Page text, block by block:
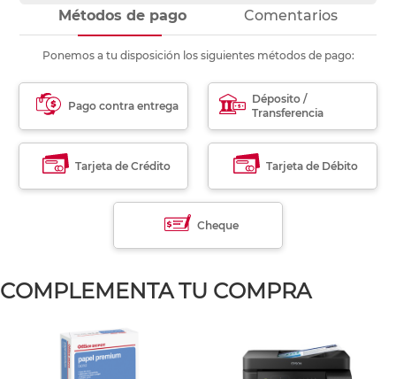
Métodos de pago Comentarios
Ponemos a tu disposición los siguientes métodos de pago:
Pago contra entrega
Déposito /
Transferencia
Tarjeta de Crédito Tarjeta de Débito
Cheque
COMPLEMENTA TU COMPRA